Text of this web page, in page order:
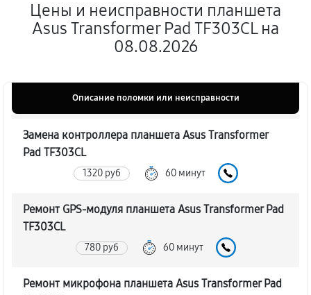
Цены и неисправности планшета
Asus Transformer Pad TF303CL на
08.08.2026
Описание поломки или неисправности
Замена контроллера планшета Asus Transformer
Pad TF303CL
1320 руб 60 минут
Ремонт GPS-модуля планшета Asus Transformer Pad
TF303CL
780 руб 60 минут
Ремонт микрофона планшета Asus Transformer Pad